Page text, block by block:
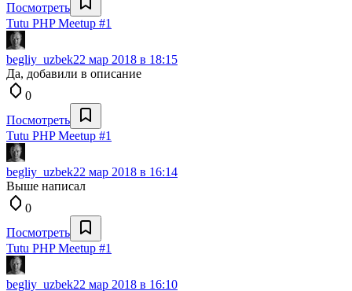
Посмотреть
Tutu PHP Meetup #1
begliy_uzbek22 мар 2018 в 18:15
Да, добавили в описание
0
Посмотреть
Tutu PHP Meetup #1
begliy_uzbek22 мар 2018 в 16:14
Выше написал
0
Посмотреть
Tutu PHP Meetup #1
begliy_uzbek22 мар 2018 в 16:10